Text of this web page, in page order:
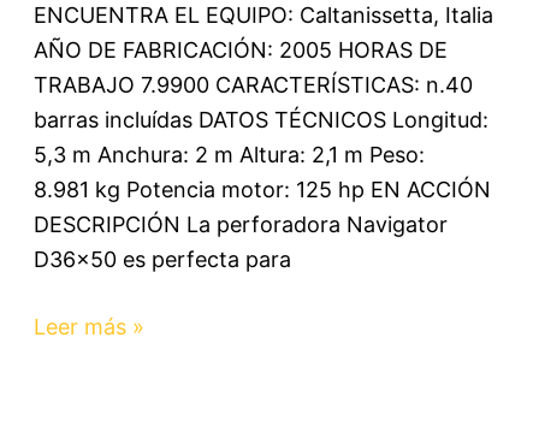
ENCUENTRA EL EQUIPO: Caltanissetta, Italia
AÑO DE FABRICACIÓN: 2005 HORAS DE
TRABAJO 7.9900 CARACTERÍSTICAS: n.40
barras incluídas DATOS TÉCNICOS Longitud:
5,3 m Anchura: 2 m Altura: 2,1 m Peso:
8.981 kg Potencia motor: 125 hp EN ACCIÓN
DESCRIPCIÓN La perforadora Navigator
D36x50 es perfecta para
Leer más »